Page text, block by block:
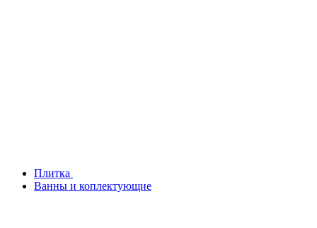
Плитка
Ванны и коплектующие